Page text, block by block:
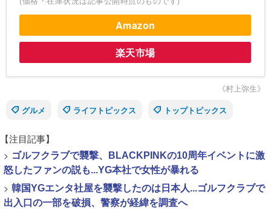
Amazon
楽天市場
《村上弥生》
グルメ
ライフトピックス トップトピックス
【注目記事】
> ゴルフクラブで襲撃、BLACKPINKの10周年イベントに激
怒したファンの説も...YG本社で女性が暴れる
> 韓国YGエンタ社屋を襲撃したのは日本人...ゴルフクラブで
出入口の一部を破損、警察が経緯を調査へ